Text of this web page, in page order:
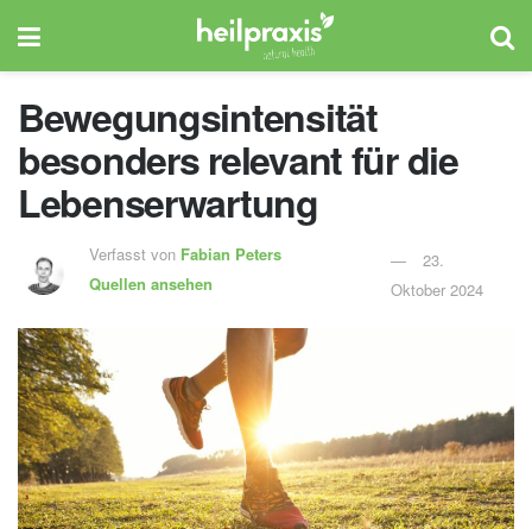
Bewegungsintensität
besonders relevant für die
Lebenserwartung
Verfasst von Fabian Peters
Quellen ansehen
23.
Oktober 2024